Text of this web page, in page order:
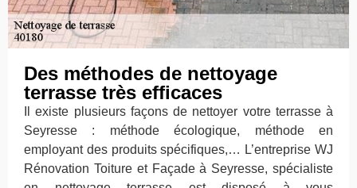
Des méthodes de nettoyage
terrasse très efficaces
Il existe plusieurs façons de nettoyer votre terrasse à
Seyresse : méthode écologique, méthode en
employant des produits spécifiques,… L’entreprise WJ
Rénovation Toiture et Façade à Seyresse, spécialiste